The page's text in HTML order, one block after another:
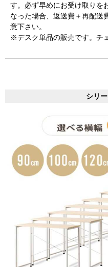
す。必ず早めにお受け取りを
なった場合、返送費＋再配送
意下さい。
※デスク単品の販売です。チ
シリ